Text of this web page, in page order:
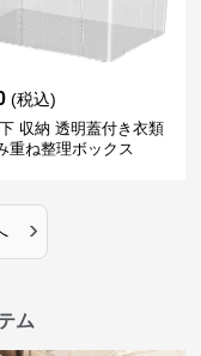
(税込)
収納 透明蓋付き衣類
重ね整理ボックス
›
ム